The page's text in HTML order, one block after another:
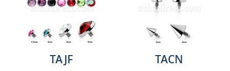
TAJF
TACN